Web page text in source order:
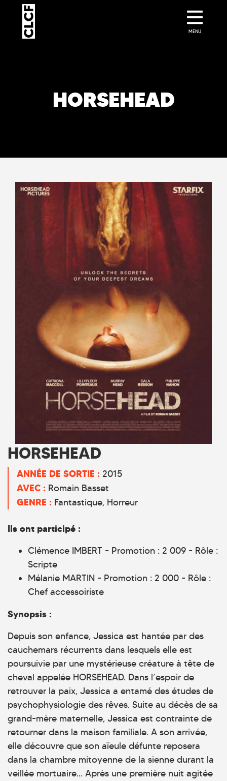
HORSEHEAD
HORSEHEAD
ANNÉE DE SORTIE : 2015
AVEC : Romain Basset
GENRE : Fantastique Horreur
Ils ont participé :
Clémence IMBERT - Promotion : 2 009 - Rôle :
Scripte
Mélanie MARTIN - Promotion : 2 000 - Rôle :
Chef accessoiriste
Synopsis :
Depuis son enfance, Jessica est hantée par des
cauchemars récurrents dans lesquels elle est
poursuivie par une mystérieuse créature à tête de
cheval appelée HORSEHEAD. Dans l’espoir de
retrouver la paix, Jessica a entamé des études de
psychophysiologie des rêves. Suite au décès de sa
grand-mère maternelle, Jessica est contrainte de
retourner dans la maison familiale. A son arrivée,
elle découvre que son aïeule défunte reposera
dans la chambre mitoyenne de la sienne durant la
veillée mortuaire... Après une première nuit agitée
MENU